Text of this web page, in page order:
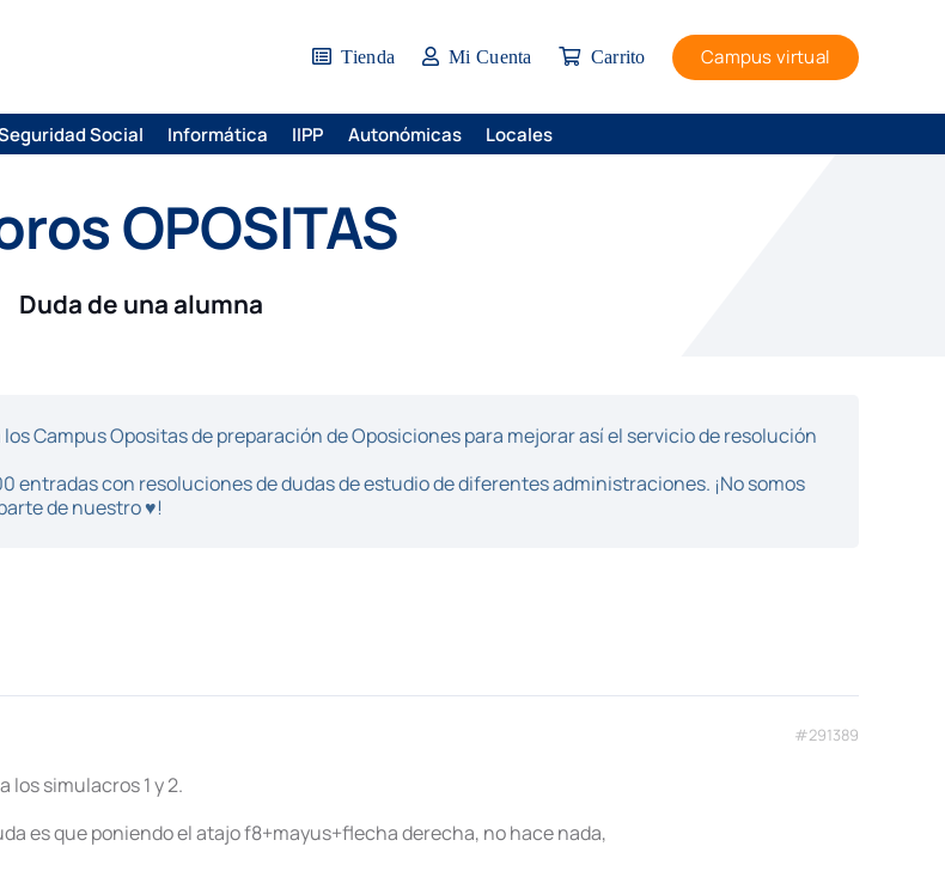
Tienda Mi Cuenta Carrito Campus virtual
Social Informática IIPP Autonómicas Locales
OPOSITAS
Duda de una alumna
Campus Opositas de preparación de Oposiciones para mejorar así el servicio de resolución
entradas con resoluciones de dudas de estudio de diferentes administraciones. ¡No somos
de nuestro ♥!
#291389
los simulacros 1 y 2.
es que poniendo el atajo f8+mayus+flecha derecha, no hace nada,